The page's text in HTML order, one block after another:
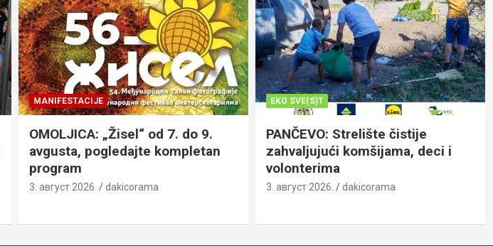
MANIFESTACIJE
OMOLJICA: „Žisel“ od 7. do 9.
avgusta, pogledajte kompletan
program
3. август 2026. dakicorama
EKO SVE(S)T
PANČEVO: Strelište čistije
zahvaljujući komšijama, deci i
volonterima
3. август 2026. dakicorama